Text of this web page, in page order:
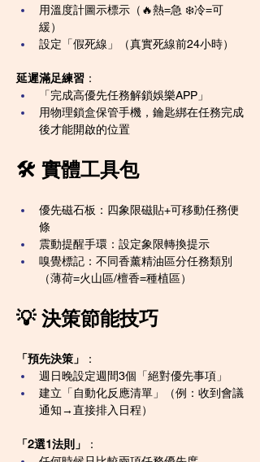
用溫度計圖示標示（🔥熱=急 ❄️冷=可
緩）
設定「假死線」（真實死線前24小時）
延遲滿足練習 ：
「完成高優先任務解鎖娛樂APP」
用物理鎖盒保管手機，鑰匙綁在任務完成
後才能開啟的位置
🛠️ 實體工具包
優先磁石板：四象限磁貼+可移動任務便
條
震動提醒手環：設定象限轉換提示
嗅覺標記：不同香薰精油區分任務類別
（薄荷=火山區/檀香=種植區）
💡 決策節能技巧
「預先決策」
：
週日晚設定週間3個「絕對優先事項」
建立「自動化反應清單」（例：收到會議
通知→直接排入日程）
「2選1法則」
：